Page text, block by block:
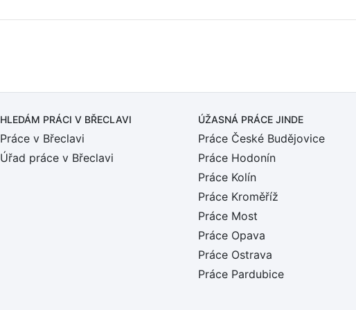
HLEDÁM PRÁCI V BŘECLAVI
Práce v Břeclavi
Úřad práce v Břeclavi
ÚŽASNÁ PRÁCE JINDE
Práce České Budějovice
Práce Hodonín
Práce Kolín
Práce Kroměříž
Práce Most
Práce Opava
Práce Ostrava
Práce Pardubice